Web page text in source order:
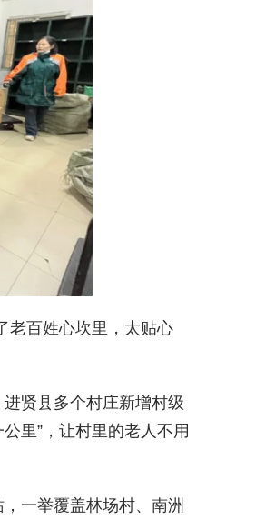
老百姓心坎里，太贴心
贤县多个村庄新增村级
里”，让村里的老人不用
一举覆盖林场村、南洲